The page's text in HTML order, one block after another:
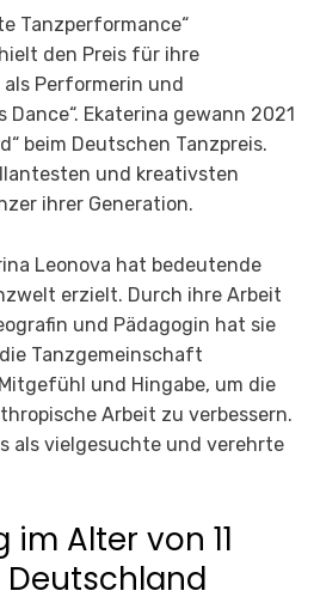
Tanzperformance“
den Preis für ihre
Performerin und
Dance“. Ekaterina gewann 2021
beim Deutschen Tanzpreis.
und kreativsten
ihrer Generation.
Leonova hat bedeutende
erzielt. Durch ihre Arbeit
und Pädagogin hat sie
Tanzgemeinschaft
und Hingabe, um die
Arbeit zu verbessern.
als vielgesuchte und verehrte
im Alter von 11